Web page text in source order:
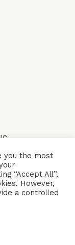
CONTACTS
you the most
“Accept All”,
However,
a controlled